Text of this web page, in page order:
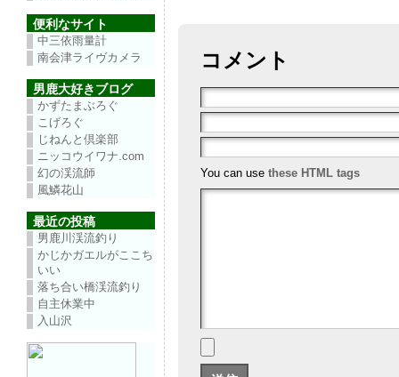
便利なサイト
中三依雨量計
南会津ライヴカメラ
男鹿大好きブログ
かずたまぶろぐ
こげろぐ
じねんと倶楽部
ニッコウイワナ.com
幻の渓流師
風鱗花山
最近の投稿
男鹿川渓流釣り
かじかガエルがここち
いい
落ち合い橋渓流釣り
自主休業中
入山沢
コメント
You can use these HTML tags